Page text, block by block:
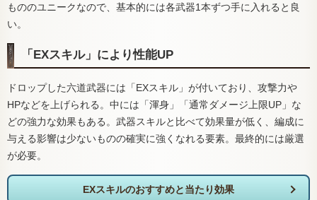
もののユニークなので、基本的には各武器1本ずつ手に入れると良
い。
「EXスキル」により性能UP
ドロップした六道武器には「EXスキル」が付いており、攻撃力や
HPなどを上げられる。中には「渾身」「通常ダメージ上限UP」な
どの強力な効果もある。武器スキルと比べて効果量が低く、編成に
与える影響は少ないものの確実に強くなれる要素。最終的には厳選
が必要。
EXスキルのおすすめと当たり効果